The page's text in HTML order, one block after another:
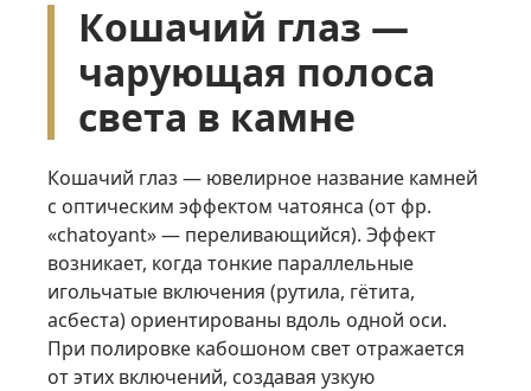
Кошачий глаз —
чарующая полоса
света в камне
Кошачий глаз — ювелирное название камней
с оптическим эффектом чатоянса (от фр.
«chatoyant» — переливающийся). Эффект
возникает, когда тонкие параллельные
игольчатые включения (рутила, гётита,
асбеста) ориентированы вдоль одной оси.
При полировке кабошоном свет отражается
от этих включений, создавая узкую